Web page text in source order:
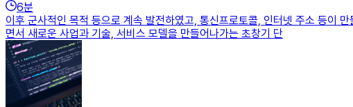
6분
이후 군사적인 목적 등으로 계속 발전하였고, 통신프로토콜, 인터넷 주소 등이
면서 새로운 사업과 기술, 서비스 모델을 만들어나가는 초창기 단